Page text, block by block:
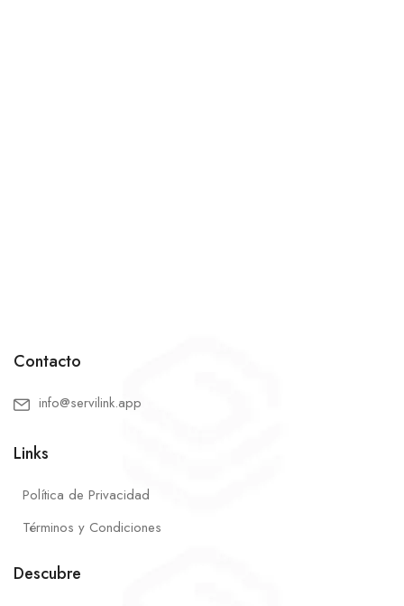
Contacto
info@servilink.app
Links
Política de Privacidad
Términos y Condiciones
Descubre